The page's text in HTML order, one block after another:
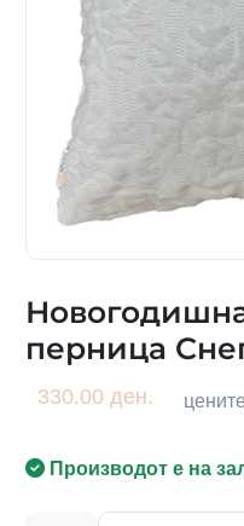
перница
330.00 ден.
Производот е на